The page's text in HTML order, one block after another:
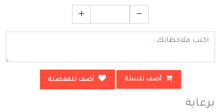
أضف للمفضلة
برعاية